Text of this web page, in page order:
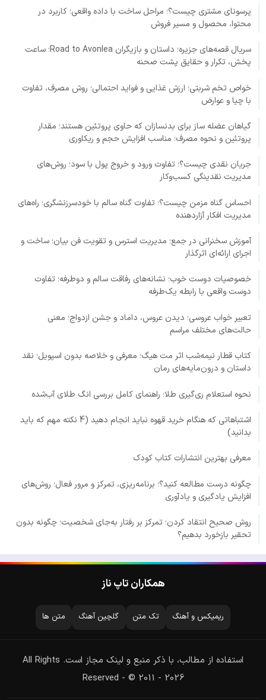
پرسونای مشتری چیست؟؛ مراحل ساخت با داده واقعی؛ کاربرد در
محتوا، محصول و مسیر فروش
سریال قصه‌های جزیره؛ داستان و بازیگران Road to Avonlea؛ ساعت
پخش، تکرار و حقایق پشت صحنه
خواص تخم شربتی؛ ارزش غذایی و فواید احتمالی؛ روش مصرف، تفاوت
با چیا و عوارض
گیاهان عضله ساز برای بدنسازان که حاوی پروتئین هستند؛ مقدار
پروتئین و نحوه مصرف؛ مناسب افزایش حجم و ریکاوری
جریان نقدی چیست؟؛ تفاوت ورود و خروج پول با سود؛ روش‌های
مدیریت نقدینگی کسب‌وکار
احساس گناه مزمن چیست؟؛ تفاوت گناه سالم با خودسرزنشگری؛ راه‌های
مدیریت افکار آزاردهنده
آموزش سخنرانی در جمع؛ مدیریت استرس و تقویت فن بیان؛ ساخت و
اجرای ارائه‌ای اثرگذار
خصوصیات دوست خوب؛ نشانه‌های رفاقت سالم و دوطرفه؛ تفاوت
دوست واقعی با رابطه یک‌طرفه
تعبیر خواب عروسی؛ دیدن عروس، داماد و جشن ازدواج؛ معنی
حالت‌های مختلف مراسم
کتاب قطار نیمه‌شب اثر مت هیگ؛ معرفی و خلاصه بدون اسپویل؛ نقد
داستان و درون‌مایه‌های رمان
نحوه استعلام ری‌گیری طلا؛ راهنمای کامل بررسی انگ طلای آب‌شده
اشتباهاتی که هنگام خرید قهوه نباید انجام دهید (4 نکته مهم که باید
بدانید)
معرفی بهترین انتشارات کتاب کودک
چگونه درست مطالعه کنید؟؛ برنامه‌ریزی، تمرکز و مرور فعال؛ روش‌های
افزایش یادگیری و یادآوری
روش صحیح انتقاد کردن؛ تمرکز بر رفتار به‌جای شخصیت؛ چگونه بدون
تحقیر بازخورد بدهیم؟
همکاران تاپ ناز
ریمیکس و آهنگ تک متن گلچین آهنگ متن ها
استفاده از مطالب، با ذکر منبع و لینک مجاز است. All Rights
Reserved - © 2011 - 2026